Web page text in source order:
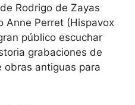
Rodrigo de Zayas
Anne Perret (Hispavox
público escuchar
grabaciones de
obras antiguas para